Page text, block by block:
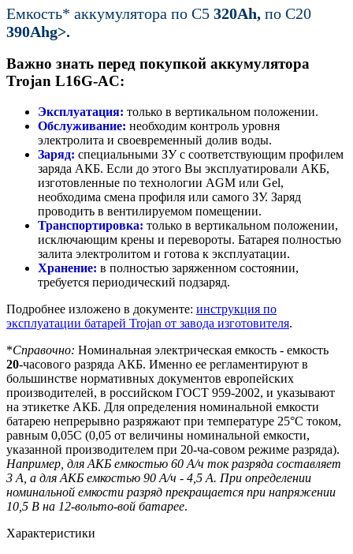
Емкость* аккумулятора по С5 320Ah, по C20
390Ahg>.
Важно знать перед покупкой аккумулятора
Trojan L16G-AC:
Эксплуатация: только в вертикальном положении.
Обслуживание: необходим контроль уровня
электролита и своевременный долив воды.
Заряд: специальными ЗУ с соответствующим профилем
заряда АКБ. Если до этого Вы эксплуатировали АКБ,
изготовленные по технологии AGM или Gel,
необходима смена профиля или самого ЗУ. Заряд
проводить в вентилируемом помещении.
Транспортировка: только в вертикальном положении,
исключающим крены и перевороты. Батарея полностью
залита электролитом и готова к эксплуатации.
Хранение: в полностью заряженном состоянии,
требуется периодический подзаряд.
Подробнее изложено в документе: инструкция по
эксплуатации батарей Trojan от завода изготовителя.
*Справочно: Номинальная электрическая емкость - емкость
20-часового разряда АКБ. Именно ее регламентируют в
большинстве нормативных документов европейских
производителей, в российском ГОСТ 959-2002, и указывают
на этикетке АКБ. Для определения номинальной емкости
батарею непрерывно разряжают при температуре 25°С током,
равным 0,05С (0,05 от величины номинальной емкости,
указанной производителем при 20-ча-совом режиме разряда).
Например, для АКБ емкостью 60 А/ч ток разряда составляет
3 А, а для АКБ емкостью 90 А/ч - 4,5 А. При определении
номинальной емкости разряд прекращается при напряжении
10,5 В на 12-вольто-вой батарее.
Характеристики